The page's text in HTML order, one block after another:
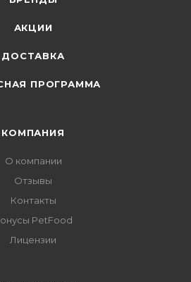
АКЦИИ
ДОСТАВКА
ПРОГРАММА
КОМПАНИЯ
О компании
Отзывы
Контакты
PetFood
Лицензии